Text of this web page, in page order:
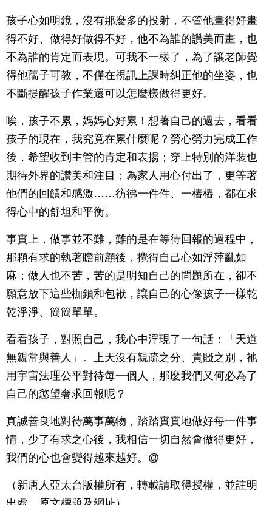
孩子心如明鏡，沒有那麼多的投射，不管他畫得好畫
得不好、做得好做得不好，他不為誰的讚美而畫，也
不為誰的肯定而表現。可我不一樣了，為了讓老師覺
得他孺子可教，不僅在視訊上課時糾正他的坐姿，也
不斷提醒孩子作業還可以怎麼樣做得更好。
唉，孩子不累，媽媽心好累！想著自己的過去，看看
孩子的現在，我究竟在累什麼呢？勞心勞力完成工作
後，希望收到主管的肯定和表揚；穿上特別的洋裝也
期待外界的讚美和注目；為家人用心付出了，更等著
他們的回饋和感激……彷彿一件件、一樁樁，都在求
得心中的舒坦和平衡。
事實上，做事並不難，難的是在等待回報的過程中，
那顆有求的執著瞻前顧後，攪得自己心如浮萍亂如
麻；做人也不苦，苦的是明知自己的問題所在，卻不
願意放下這些枷鎖和包袱，讓自己的心像孩子一樣乾
乾淨淨、簡簡單單。
看看孩子，對照自己，我心中浮現了一句話：「天道
無親常與善人」。上天沒有親疏之分、貴賤之別，祂
用宇宙法理公平對待每一個人，那麼我們又何必為了
自己的慾望奢求回報呢？
真誠善良地對待萬事萬物，踏踏實實地做好每一件事
情，少了有求之心後，我相信一切自然會做得更好，
我們的心也會變得越來越好。@
（新唐人亞太台版權所有，轉載請取得授權，並註明